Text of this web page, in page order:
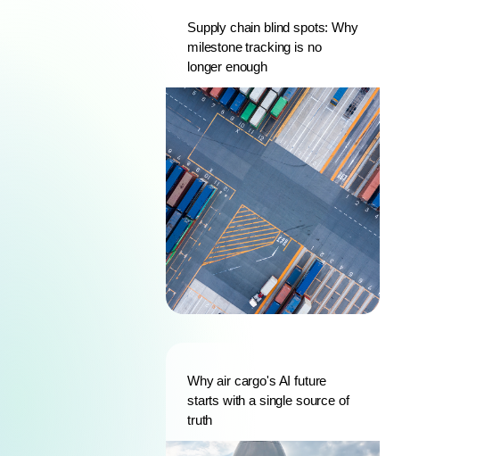
Supply chain blind spots: Why
milestone tracking is no
longer enough
Why air cargo's AI future
starts with a single source of
truth